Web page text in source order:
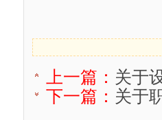
上一篇： 关于
下一篇： 关于